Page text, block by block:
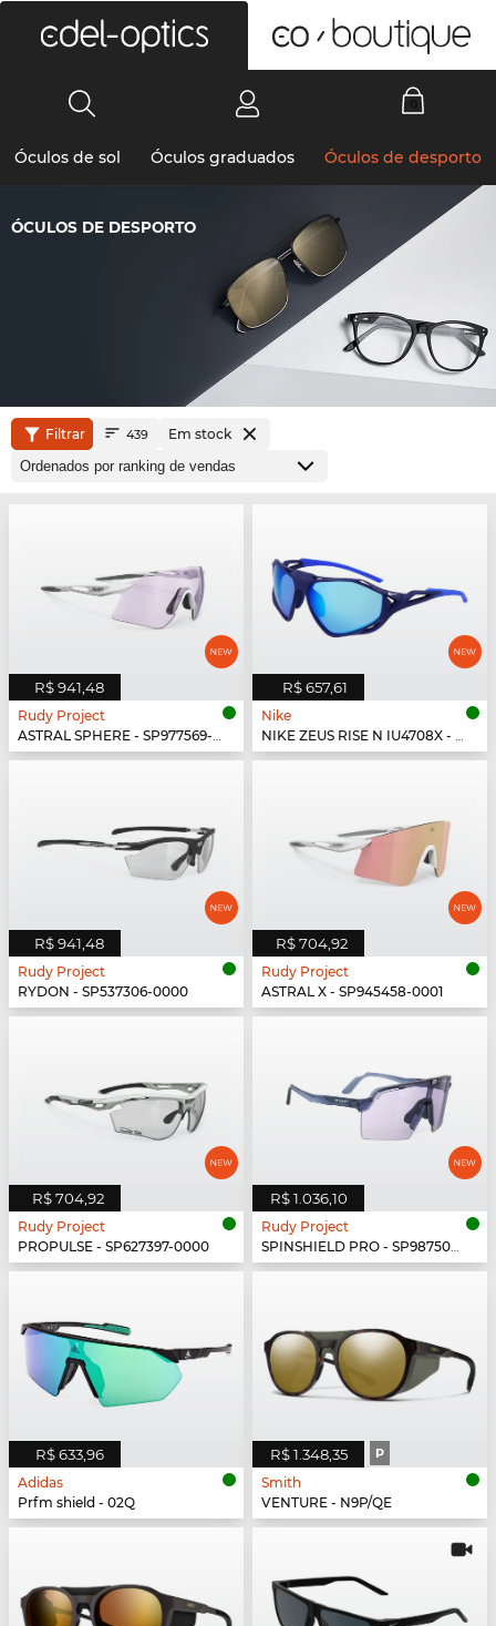
Óculos de sol Óculos graduados Óculos de desporto
ÓCULOS DE DESPORTO
Filtrar 439 Em stock
R$ 941,48
Rudy Project
ASTRAL SPHERE - SP977569-0000
R$ 657,61
Nike
NIKE ZEUS RISE N IU4708X - 492
R$ 941,48
Rudy Project
RYDON - SP537306-0000
R$ 704,92
Rudy Project
ASTRAL X - SP945458-0001
R$ 704,92
Rudy Project
PROPULSE - SP627397-0000
R$ 1.036,10
Rudy Project
SPINSHIELD PRO - SP987502-N000
R$ 633,96
Adidas
Prfm shield - 02Q
R$ 1.348,35 P
Smith
VENTURE - N9P/QE